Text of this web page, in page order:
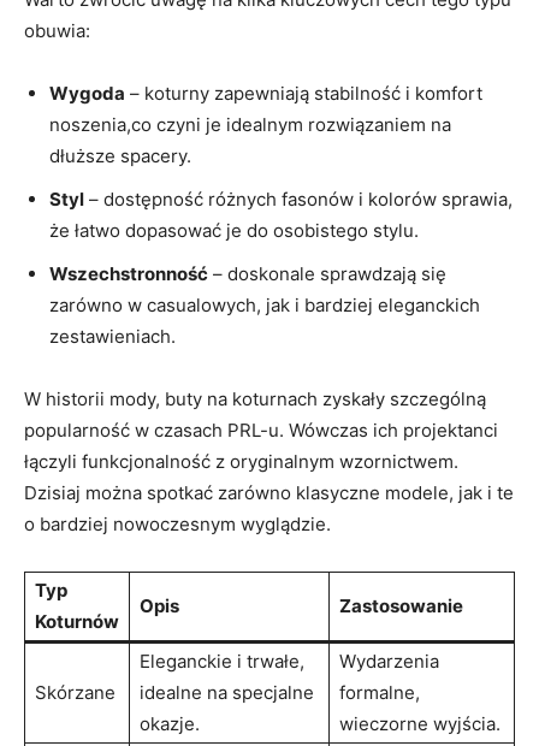
obuwia:
Wygoda – koturny zapewniają stabilność i komfort
noszenia,co czyni je idealnym rozwiązaniem na
dłuższe spacery.
Styl – dostępność różnych fasonów i kolorów sprawia,
że łatwo dopasować je do osobistego stylu.
Wszechstronność – doskonale sprawdzają się
zarówno w casualowych, jak i bardziej eleganckich
zestawieniach.
W historii mody, buty na koturnach zyskały szczególną
popularność w czasach PRL-u. Wówczas ich projektanci
łączyli funkcjonalność z oryginalnym wzornictwem.
Dzisiaj można spotkać zarówno klasyczne modele, jak i te
o bardziej nowoczesnym wyglądzie.
Typ
Koturnów
Opis Zastosowanie
Skórzane
Eleganckie i trwałe,
idealne na specjalne
okazje.
Wydarzenia
formalne,
wieczorne wyjścia.